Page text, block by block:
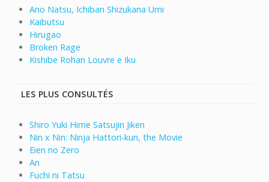
Ano Natsu, Ichiban Shizukana Umi
Kaibutsu
Hirugao
Broken Rage
Kishibe Rohan Louvre e Iku
LES PLUS CONSULTÉS
Shiro Yuki Hime Satsujin Jiken
Nin x Nin: Ninja Hattori-kun, the Movie
Eien no Zero
An
Fuchi ni Tatsu